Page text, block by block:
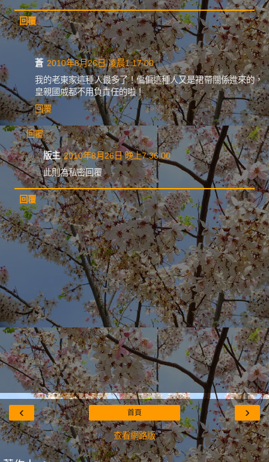
回覆
蒼 2010年8月26日 凌晨1:17:00
我的老東家這種人最多了！偏偏這種人又是裙帶關係進來的，
皇親國戚都不用負責任的啦！
回覆
回覆
版主 2010年8月26日 晚上7:36:00
此則為私密回覆
回覆
‹ ›
首頁
查看網路版